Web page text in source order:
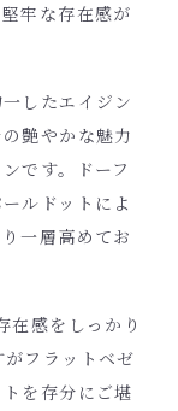
牢な存在感が
したエイジン
艶やかな魅力
です。ドーフ
ルドットによ
一層高めてお
在感をしっかり
フラットベゼ
を存分にご堪